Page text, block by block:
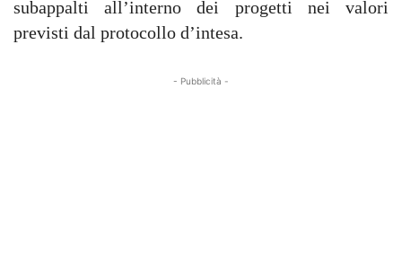
subappalti all’interno dei progetti nei valori
previsti dal protocollo d’intesa.
- Pubblicità -